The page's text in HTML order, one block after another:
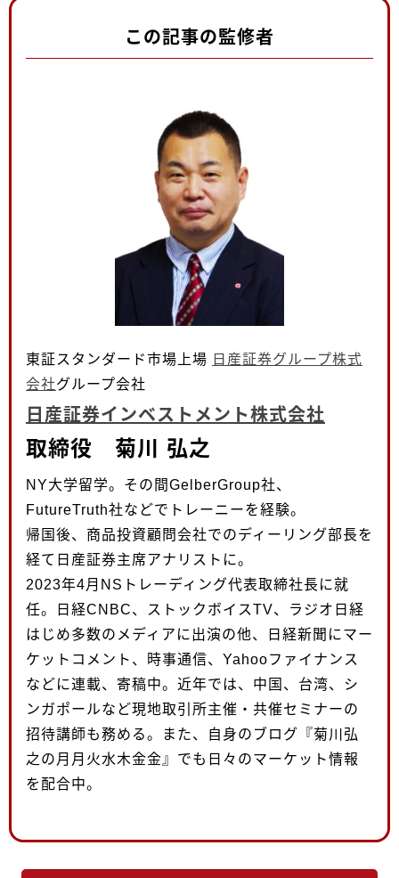
この記事の監修者
東証スタンダード市場上場 日産証券グループ株式
会社グループ会社
日産証券インベストメント株式会社
取締役 菊川 弘之
NY大学留学。その間GelberGroup社、
FutureTruth社などでトレーニーを経験。
帰国後、商品投資顧問会社でのディーリング部長を
経て日産証券主席アナリストに。
2023年4月NSトレーディング代表取締社長に就
任。日経CNBC、ストックボイスTV、ラジオ日経
はじめ多数のメディアに出演の他、日経新聞にマー
ケットコメント、時事通信、Yahooファイナンス
などに連載、寄稿中。近年では、中国、台湾、シ
ンガポールなど現地取引所主催・共催セミナーの
招待講師も務める。また、自身のブログ『菊川弘
之の月月火水木金金』でも日々のマーケット情報
を配合中。